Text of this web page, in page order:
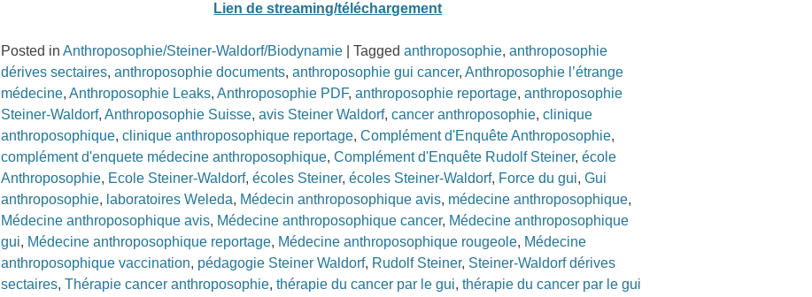
Lien de streaming/téléchargement
Posted inAnthroposophie/Steiner-Waldorf/Biodynamie |Taggedanthroposophie,anthroposophie
dérives sectaires,anthroposophie documents,anthroposophie gui cancer,Anthroposophie l’étrange
médecine,Anthroposophie Leaks,Anthroposophie PDF,anthroposophie reportage,anthroposophie
Steiner-Waldorf,Anthroposophie Suisse,avis Steiner Waldorf,cancer anthroposophie,clinique
anthroposophique,clinique anthroposophique reportage,Complément d'Enquête Anthroposophie,
complément d'enquete médecine anthroposophique,Complément d'Enquête Rudolf Steiner,école
Anthroposophie, Ecole Steiner-Waldorf,écoles Steiner,écoles Steiner-Waldorf, Force du gui,Gui
anthroposophie, laboratoires Weleda, Médecin anthroposophique avis, médecine anthroposophique,
Médecine anthroposophique avis, Médecine anthroposophique cancer, Médecine anthroposophique
gui, Médecine anthroposophique reportage, Médecine anthroposophique rougeole, Médecine
anthroposophique vaccination, pédagogie Steiner Waldorf, Rudolf Steiner, Steiner-Waldorf dérives
sectaires,Thérapie cancer anthroposophie,thérapie du cancer par le gui,thérapie du cancer par le gui